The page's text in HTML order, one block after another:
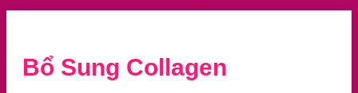
Bổ Sung Collagen